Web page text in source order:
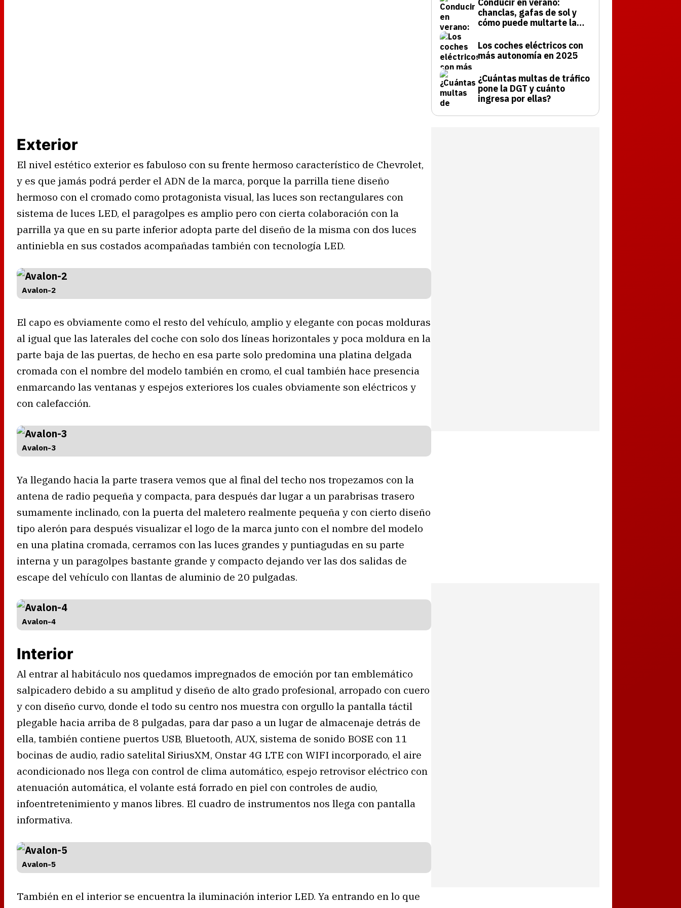
Exterior
El nivel estético exterior es fabuloso con su frente hermoso característico de Chevrolet,
y es que jamás podrá perder el ADN de la marca, porque la parrilla tiene diseño
hermoso con el cromado como protagonista visual, las luces son rectangulares con
sistema de luces LED, el paragolpes es amplio pero con cierta colaboración con la
parrilla ya que en su parte inferior adopta parte del diseño de la misma con dos luces
antiniebla en sus costados acompañadas también con tecnología LED.
Avalon-2
El capo es obviamente como el resto del vehículo, amplio y elegante con pocas molduras
al igual que las laterales del coche con solo dos líneas horizontales y poca moldura en la
parte baja de las puertas, de hecho en esa parte solo predomina una platina delgada
cromada con el nombre del modelo también en cromo, el cual también hace presencia
enmarcando las ventanas y espejos exteriores los cuales obviamente son eléctricos y
con calefacción.
Avalon-3
Ya llegando hacia la parte trasera vemos que al final del techo nos tropezamos con la
antena de radio pequeña y compacta, para después dar lugar a un parabrisas trasero
sumamente inclinado, con la puerta del maletero realmente pequeña y con cierto diseño
tipo alerón para después visualizar el logo de la marca junto con el nombre del modelo
en una platina cromada, cerramos con las luces grandes y puntiagudas en su parte
interna y un paragolpes bastante grande y compacto dejando ver las dos salidas de
escape del vehículo con llantas de aluminio de 20 pulgadas.
Avalon-4
Interior
Al entrar al habitáculo nos quedamos impregnados de emoción por tan emblemático
salpicadero debido a su amplitud y diseño de alto grado profesional, arropado con cuero
y con diseño curvo, donde el todo su centro nos muestra con orgullo la pantalla táctil
plegable hacia arriba de 8 pulgadas, para dar paso a un lugar de almacenaje detrás de
ella, también contiene puertos USB, Bluetooth, AUX, sistema de sonido BOSE con 11
bocinas de audio, radio satelital SiriusXM, Onstar 4G LTE con WIFI incorporado, el aire
acondicionado nos llega con control de clima automático, espejo retrovisor eléctrico con
atenuación automática, el volante está forrado en piel con controles de audio,
infoentretenimiento y manos libres. El cuadro de instrumentos nos llega con pantalla
informativa.
Avalon-5
También en el interior se encuentra la iluminación interior LED. Ya entrando en lo que
chanclas, gafas de sol y
cómo puede multarte la
Los coches eléctricos con
más autonomía en 2025
¿Cuántas multas de tráfico
pone la DGT y cuánto
ingresa por ellas?